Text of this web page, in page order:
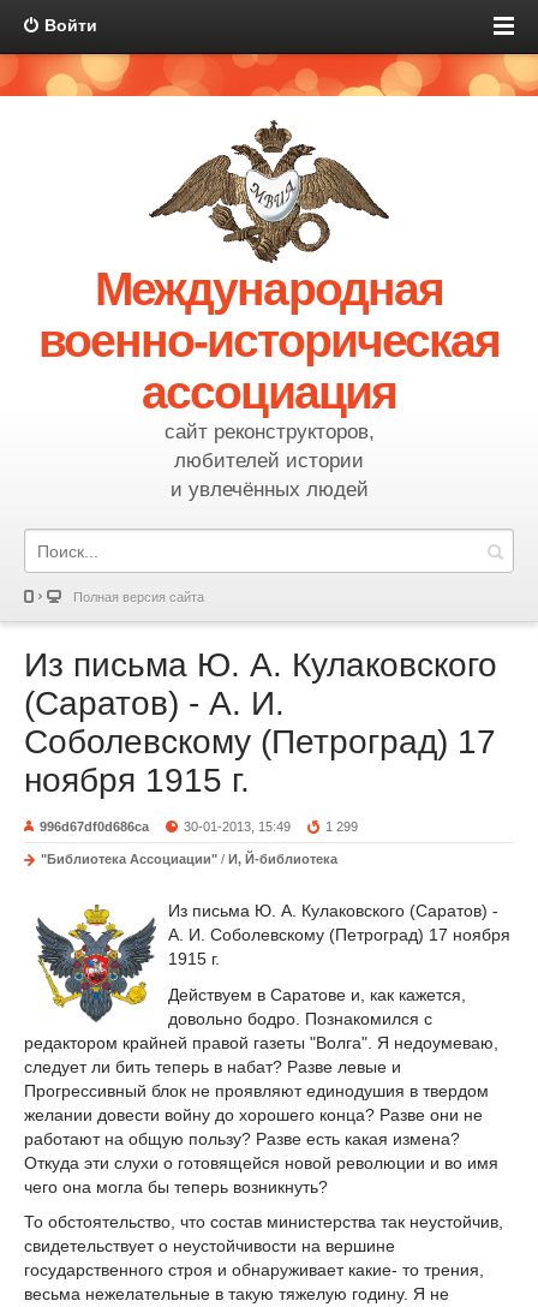
Войти
Международная
военно-историческая
ассоциация
сайт реконструкторов,
любителей истории
и увлечённых людей
Полная версия сайта
Из письма Ю. А. Кулаковского
(Саратов) - А. И.
Соболевскому (Петроград) 17
ноября 1915 г.
996d67df0d686ca 30-01-2013, 15:49 1 299
"Библиотека Ассоциации" / И, Й-библиотека
Из письма Ю. А. Кулаковского (Саратов) -
А. И. Соболевскому (Петроград) 17 ноября
1915 г.
Действуем в Саратове и, как кажется,
довольно бодро. Познакомился с
редактором крайней правой газеты "Волга". Я недоумеваю,
следует ли бить теперь в набат? Разве левые и
Прогрессивный блок не проявляют единодушия в твердом
желании довести войну до хорошего конца? Разве они не
работают на общую пользу? Разве есть какая измена?
Откуда эти слухи о готовящейся новой революции и во имя
чего она могла бы теперь возникнуть?
То обстоятельство, что состав министерства так неустойчив,
свидетельствует о неустойчивости на вершине
государственного строя и обнаруживает какие- то трения,
весьма нежелательные в такую тяжелую годину. Я не